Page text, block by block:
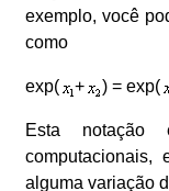
exemplo, você
como
exp( + ) = exp(
Esta notação
alguma variação